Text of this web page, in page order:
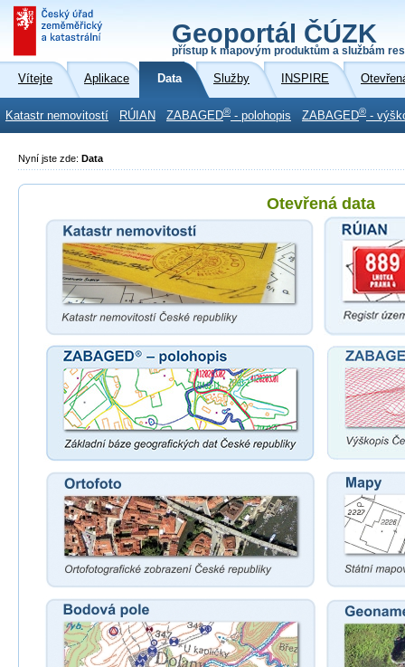
Geoportál ČÚZK
přístup k mapovým produktům a službám
Vítejte Aplikace Data Služby INSPIRE
Katastr nemovitostí RÚIAN ZABAGED® - polohopis ZABAGED® -
Nyní jste zde: Data
Otevřená data